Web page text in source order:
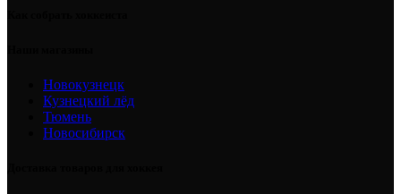
Новокузнецк
Кузнецкий лёд
Тюмень
Новосибирск